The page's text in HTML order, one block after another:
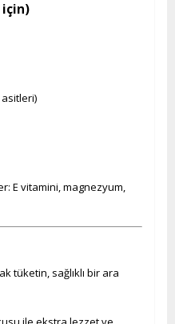
için)
asitleri)
E vitamini, magnezyum,
tüketin, sağlıklı bir ara